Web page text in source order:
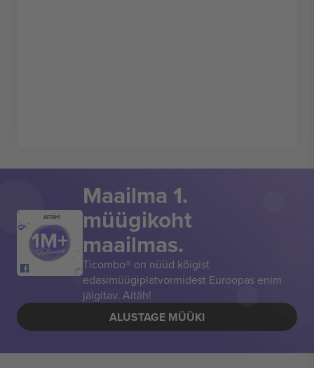
AITÄH!
Maailma 1.
müügikoht
maailmas.
Ticombo® on nüüd kõigist
edasimüügiplatvormidest Euroopas enim
jälgitav. Aitäh!
ALUSTAGE MÜÜKI